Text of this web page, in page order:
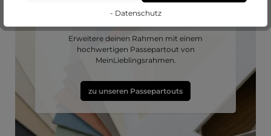
Passendes Passepartout?
Erweitere deinen Rahmen mit einem
hochwertigen Passepartout von
MeinLieblingsrahmen.
zu unseren Passepartouts
- Datenschutz